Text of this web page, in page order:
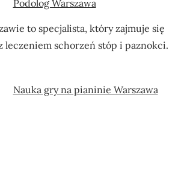
Podolog Warszawa
to specjalista, który zajmuje się
leczeniem schorzeń stóp i paznokci.
Nauka gry na pianinie Warszawa